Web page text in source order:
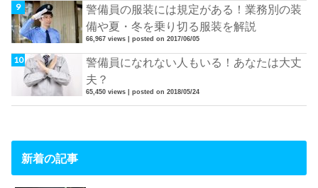
警備員の服装には規定がある！業務別の装
備や夏・冬を乗り切る服装を解説
66,967 views |posted on 2017/06/05
警備員になれない人もいる！あなたは大丈
夫？
65,450 views |posted on 2018/05/24
新着の記事